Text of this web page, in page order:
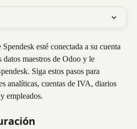
esté conectada a su cuenta
datos maestros de Odoo y le
Siga estos pasos para
analíticas, cuentas de IVA, diarios
empleados.